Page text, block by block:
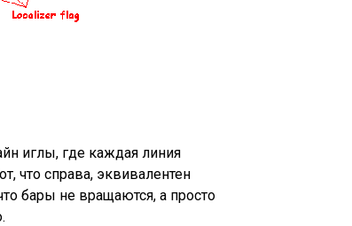
иглы, где каждая линия
что справа, эквивалентен
бары не вращаются, а просто